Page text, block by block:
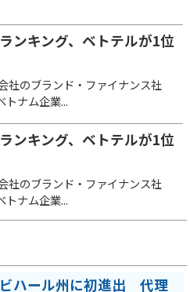
ンキング、ベトテルが1位
社のブランド・ファイナンス社
ナム企業...
ンキング、ベトテルが1位
社のブランド・ファイナンス社
ナム企業...
ハール州に初進出 代理